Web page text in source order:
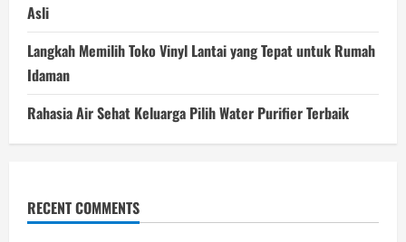
Asli
Langkah Memilih Toko Vinyl Lantai yang Tepat untuk Rumah
Idaman
Rahasia Air Sehat Keluarga Pilih Water Purifier Terbaik
RECENT COMMENTS